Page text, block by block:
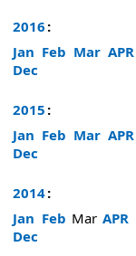
2016 :
Jan Feb Mar APR
Dec
2015 :
Jan Feb Mar APR
Dec
2014:
Jan Feb Mar APR
Dec